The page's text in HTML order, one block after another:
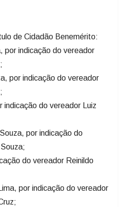
de Cidadão Benemérito:
por indicação do vereador
por indicação do vereador
indicação do vereador Luiz
por indicação do
do vereador Reinildo
por indicação do vereador